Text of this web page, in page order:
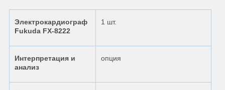
Электрокардиограф
Fukuda FX-8222
1 шт.
Интерпретация и
анализ
опция